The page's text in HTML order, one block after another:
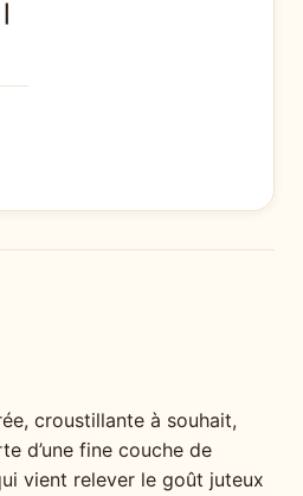
croustillante à souhait,
d’une fine couche de
vient relever le goût juteux